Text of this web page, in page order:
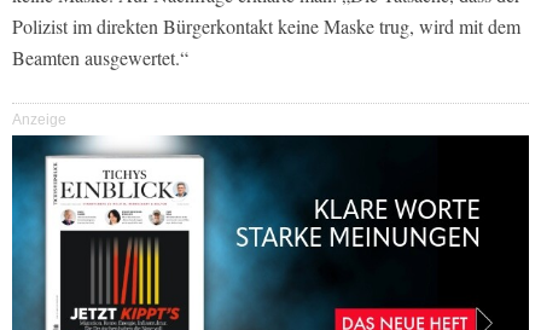
Polizist im direkten Bürgerkontakt keine Maske trug, wird mit dem
Beamten ausgewertet.“
Anzeige